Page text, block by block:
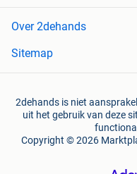
Over 2dehands
Sitemap
2dehands is niet
uit het gebruik van deze
Copyright © 2026